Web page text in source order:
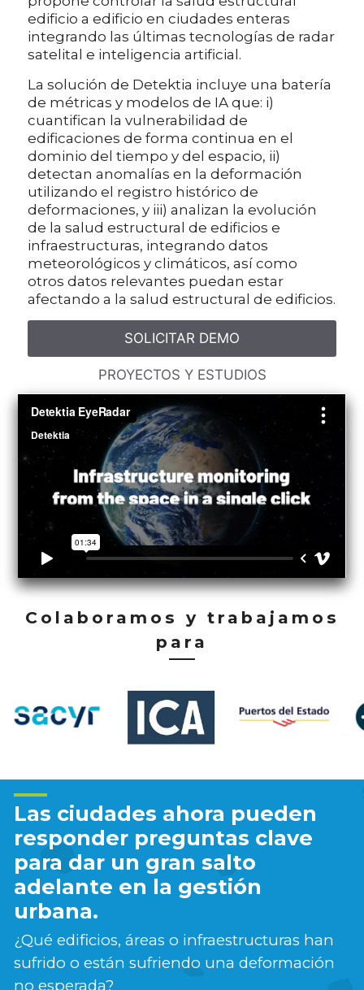
edificio a edificio en ciudades enteras
integrando las últimas tecnologías de radar
satelital e inteligencia artificial.
La solución de Detektia incluye una batería
de métricas y modelos de IA que: i)
cuantifican la vulnerabilidad de
edificaciones de forma continua en el
dominio del tiempo y del espacio, ii)
detectan anomalías en la deformación
utilizando el registro histórico de
deformaciones, y iii) analizan la evolución
de la salud estructural de edificios e
infraestructuras, integrando datos
meteorológicos y climáticos, así como
otros datos relevantes puedan estar
afectando a la salud estructural de edificios.
SOLICITAR DEMO
PROYECTOS Y ESTUDIOS
Colaboramos y trabajamos
para
Las ciudades ahora pueden
responder preguntas clave
para dar un gran salto
adelante en la gestión
urbana.
¿Qué edificios, áreas o infraestructuras han
sufrido o están sufriendo una deformación
no esperada?